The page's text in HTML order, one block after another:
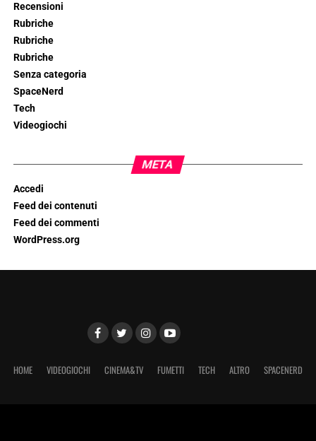
Recensioni
Rubriche
Rubriche
Rubriche
Senza categoria
SpaceNerd
Tech
Videogiochi
META
Accedi
Feed dei contenuti
Feed dei commenti
WordPress.org
HOME VIDEOGIOCHI CINEMA&TV FUMETTI TECH ALTRO SPACENERD